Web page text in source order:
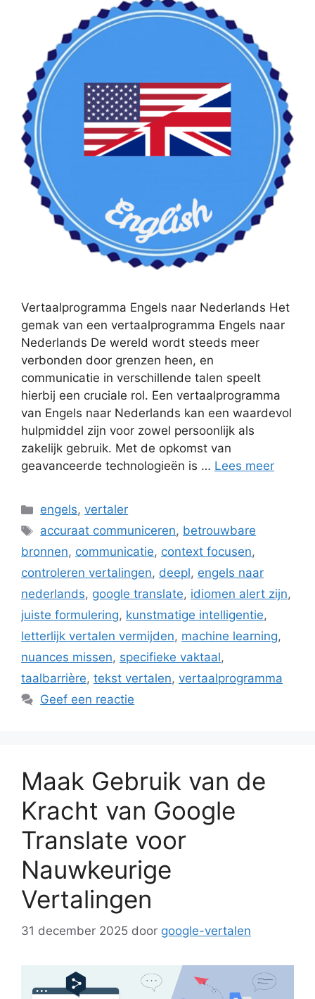
Vertaalprogramma Engels naar Nederlands Het
gemak van een vertaalprogramma Engels naar
Nederlands De wereld wordt steeds meer
verbonden door grenzen heen, en
communicatie in verschillende talen speelt
hierbij een cruciale rol. Een vertaalprogramma
van Engels naar Nederlands kan een waardevol
hulpmiddel zijn voor zowel persoonlijk als
zakelijk gebruik. Met de opkomst van
geavanceerde technologieën is … Lees meer
Categorieën
engels,vertaler
Tags
accuraat communiceren, betrouwbare
bronnen, communicatie, context focusen,
controleren vertalingen, deepl, engels naar
nederlands, google translate, idiomen alert zijn,
juiste formulering, kunstmatige intelligentie,
letterlijk vertalen vermijden, machine learning,
nuances missen, specifieke vaktaal,
taalbarrière, tekst vertalen, vertaalprogramma
Geef een reactie
Maak Gebruik van de
Kracht van Google
Translate voor
Nauwkeurige
Vertalingen
31 december 2025 door google-vertalen